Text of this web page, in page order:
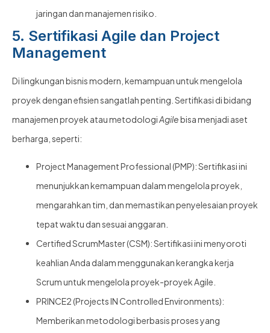
jaringan dan manajemen risiko.
5. Sertifikasi Agile dan Project
Management
Di lingkungan bisnis modern, kemampuan untuk mengelola
proyek dengan efisien sangatlah penting. Sertifikasi di bidang
manajemen proyek atau metodologiAgilebisa menjadi aset
berharga, seperti:
Project Management Professional (PMP): Sertifikasi ini
menunjukkan kemampuan dalam mengelola proyek,
mengarahkan tim, dan memastikan penyelesaian proyek
tepat waktu dan sesuai anggaran.
Certified ScrumMaster (CSM): Sertifikasi ini menyoroti
keahlian Anda dalam menggunakan kerangka kerja
Scrum untuk mengelola proyek-proyek Agile.
PRINCE2 (Projects IN Controlled Environments):
Memberikan metodologi berbasis proses yang